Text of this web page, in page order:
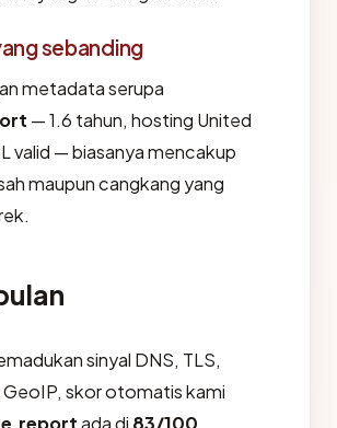
sebanding
metadata serupa
— 1.6 tahun, hosting United
valid — biasanya mencakup
maupun cangkang yang
sinyal DNS, TLS,
GeoIP, skor otomatis kami